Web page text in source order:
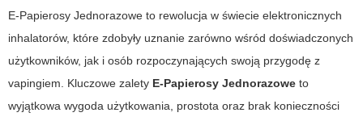
E-Papierosy Jednorazowe to rewolucja w świecie elektronicznych
inhalatorów, które zdobyły uznanie zarówno wśród doświadczonych
użytkowników, jak i osób rozpoczynających swoją przygodę z
vapingiem. Kluczowe zalety E-Papierosy Jednorazowe to
wyjątkowa wygoda użytkowania, prostota oraz brak konieczności